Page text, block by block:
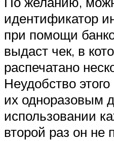
идентификатор
при помощи
выдаст чек, в
распечатано
Неудобство
их одноразовым
использовании
второй раз он не